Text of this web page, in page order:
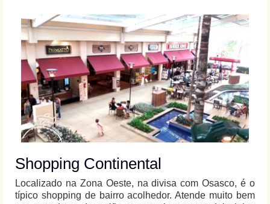
Shopping Continental
Localizado na Zona Oeste, na divisa com Osasco, é o
típico shopping de bairro acolhedor. Atende muito bem